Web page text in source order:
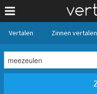
Vertalen Zinnen vertalen